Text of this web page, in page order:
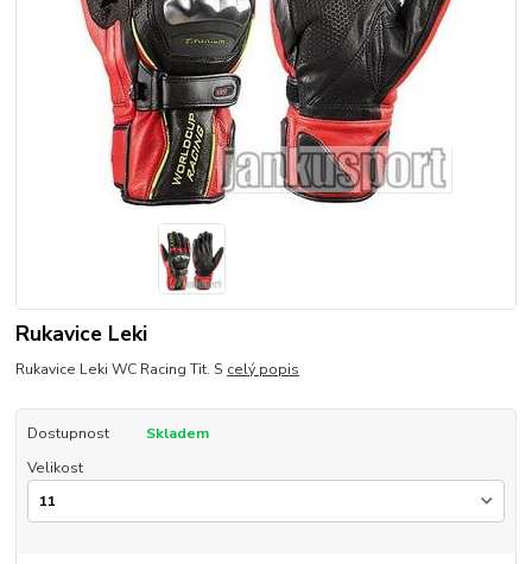
Rukavice Leki
Rukavice Leki WC Racing Tit. S celý popis
Dostupnost
Skladem
Velikost